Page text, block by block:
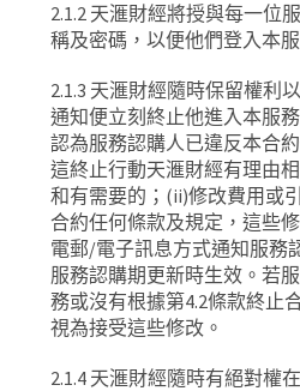
2.1.2 天滙財經將授與每一位
稱及密碼，以便他們登入本服
2.1.3 天滙財經隨時保留權利以
通知便立刻終止他進入本服
認為服務認購人已違反本合
這終止行動天滙財經有理由
和有需要的； (ii)修改費用或
合約任何條款及規定，這些
電郵/電子訊息方式通知服務
服務認購期更新時生效。若
務或沒有根據第4.2條款終止
視為接受這些修改。
2.1.4 天滙財經隨時有絕對權